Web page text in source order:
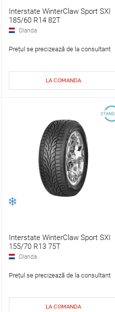
Interstate WinterClaw Sport SXI
185/60 R14 82T
Olanda
Prețul se precizează de la consultant
LA COMANDA
Interstate WinterClaw Sport SXI
155/70 R13 75T
Olanda
Prețul se precizează de la consultant
LA COMANDA